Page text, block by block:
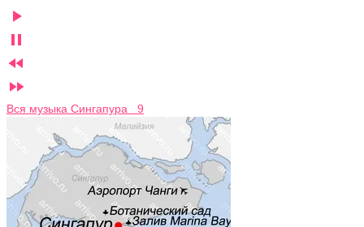




Вся музыка Сингапура 9